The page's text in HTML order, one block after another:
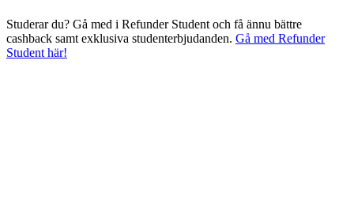
Studerar du? Gå med i Refunder Student och få ännu bättre
cashback samt exklusiva studenterbjudanden. Gå med Refunder
Student här!